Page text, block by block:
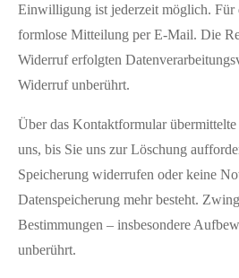
Einwilligung ist jederzeit möglich. Für
formlose Mitteilung per E-Mail. Die
Widerruf erfolgten
Widerruf unberührt.
Über das Kontaktformular
uns, bis Sie uns zur Löschung
Speicherung widerrufen oder keine
Datenspeicherung mehr besteht.
Bestimmungen – insbesondere
unberührt.